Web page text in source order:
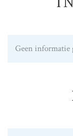
Geen informatie